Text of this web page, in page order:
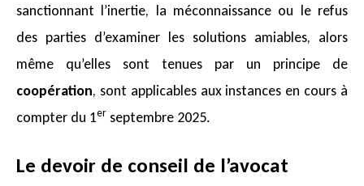
sanctionnant l’inertie, la méconnaissance ou le refus
des parties d’examiner les solutions amiables, alors
même qu’elles sont tenues par un principe de
coopération, sont applicables aux instances en cours à
compter du 1er septembre 2025.
Le devoir de conseil de l’avocat